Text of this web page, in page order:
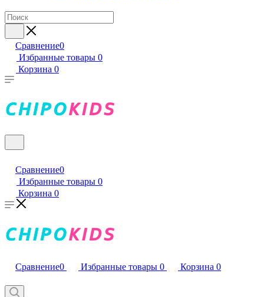
Сравнение0
Избранные товары 0
Корзина 0
Сравнение0
Избранные товары 0
Корзина 0
Сравнение0 Избранные товары 0 Корзина 0